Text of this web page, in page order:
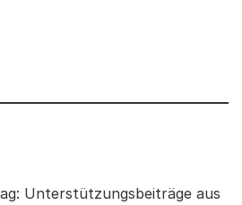
Geschäft
Unterstützungsbeiträge aus